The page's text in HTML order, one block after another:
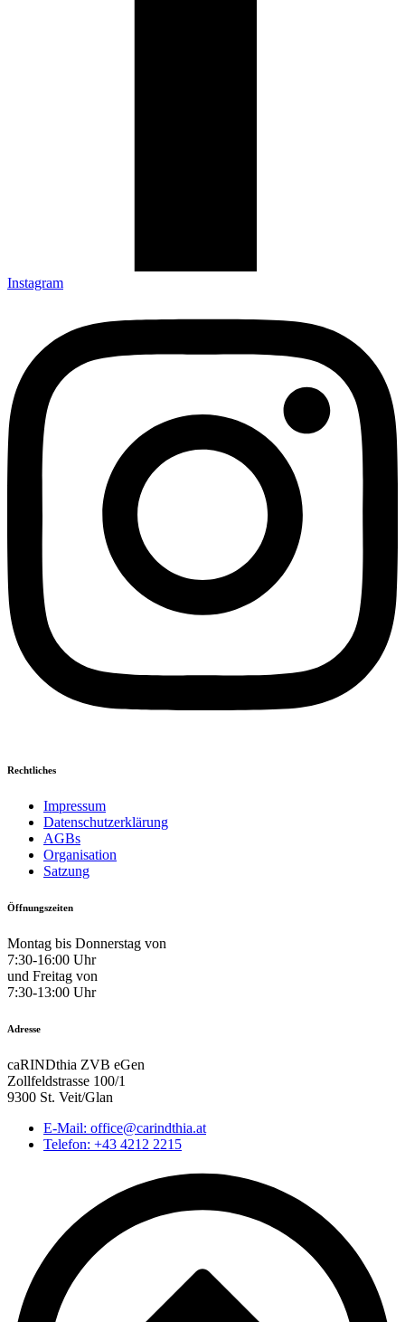
Instagram
Rechtliches
Impressum
Datenschutzerklärung
AGBs
Organisation
Satzung
Öffnungszeiten
Montag bis Donnerstag von
7:30-16:00 Uhr
und Freitag von
7:30-13:00 Uhr
Adresse
caRINDthia ZVB eGen
Zollfeldstrasse 100/1
9300 St. Veit/Glan
E-Mail: office@carindthia.at
Telefon: +43 4212 2215